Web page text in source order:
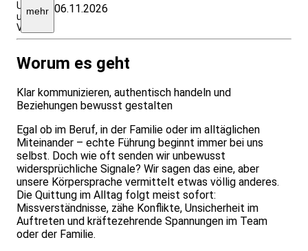
Unterkunft
und
VP
mehr 06.11.2026
Worum es geht
Klar kommunizieren, authentisch handeln und
Beziehungen bewusst gestalten
Egal ob im Beruf, in der Familie oder im alltäglichen
Miteinander – echte Führung beginnt immer bei uns
selbst. Doch wie oft senden wir unbewusst
widersprüchliche Signale? Wir sagen das eine, aber
unsere Körpersprache vermittelt etwas völlig anderes.
Die Quittung im Alltag folgt meist sofort:
Missverständnisse, zähe Konflikte, Unsicherheit im
Auftreten und kräftezehrende Spannungen im Team
oder der Familie.